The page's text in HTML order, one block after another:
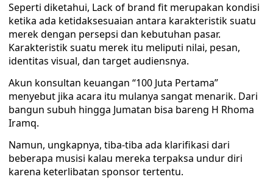
Seperti diketahui, Lack of brand fit merupakan kondisi
ketika ada ketidaksesuaian antara karakteristik suatu
merek dengan persepsi dan kebutuhan pasar.
Karakteristik suatu merek itu meliputi nilai, pesan,
identitas visual, dan target audiensnya.
Akun konsultan keuangan “100 Juta Pertama”
menyebut jika acara itu mulanya sangat menarik. Dari
bangun subuh hingga Jumatan bisa bareng H Rhoma
Iramq.
Namun, ungkapnya, tiba-tiba ada klarifikasi dari
beberapa musisi kalau mereka terpaksa undur diri
karena keterlibatan sponsor tertentu.